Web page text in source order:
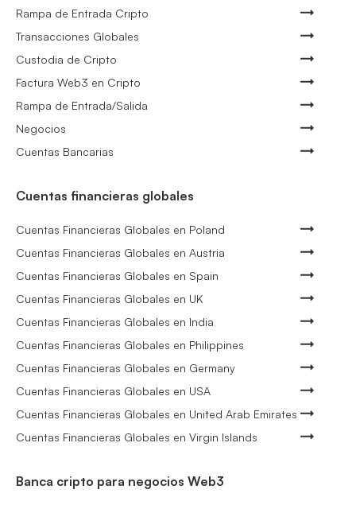
Rampa de Entrada Cripto
Transacciones Globales
Custodia de Cripto
Factura Web3 en Cripto
Rampa de Entrada/Salida
Negocios
Cuentas Bancarias
Cuentas financieras globales
Cuentas Financieras Globales en Poland
Cuentas Financieras Globales en Austria
Cuentas Financieras Globales en Spain
Cuentas Financieras Globales en UK
Cuentas Financieras Globales en India
Cuentas Financieras Globales en Philippines
Cuentas Financieras Globales en Germany
Cuentas Financieras Globales en USA
Cuentas Financieras Globales en United Arab Emirates
Cuentas Financieras Globales en Virgin Islands
Banca cripto para negocios Web3